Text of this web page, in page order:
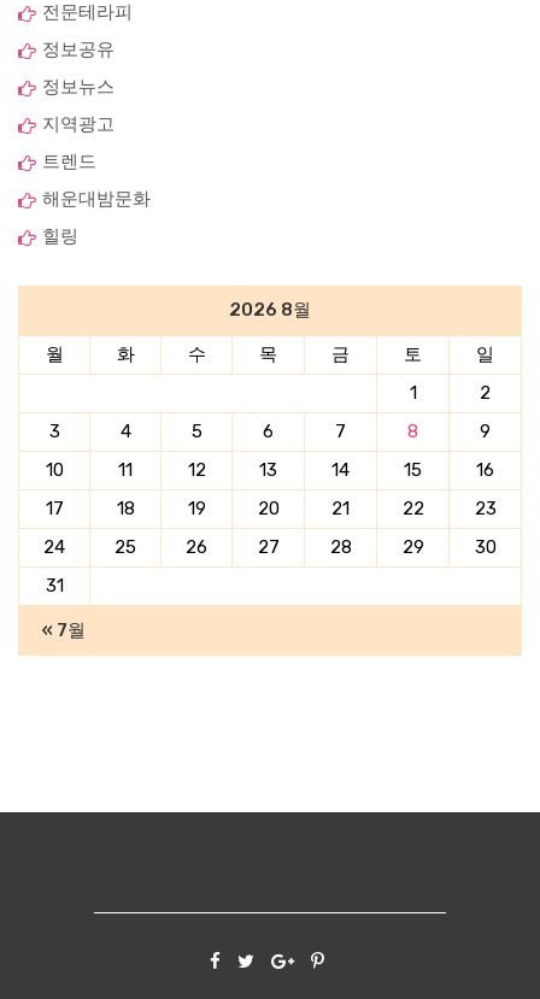
전문테라피
정보공유
정보뉴스
지역광고
트렌드
해운대밤문화
힐링
2026 8월
월 화 수 목 금 토
일
1
2
3
4 5 6 7 8
9
10
11 12 13 14 15
16
17
18 19 20 21 22
23
24
25 26 27 28 29
30
31
« 7월